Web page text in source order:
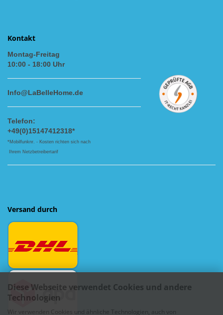
Diese Webseite verwendet Cookies und andere
Technologien
Wir verwenden Cookies und ähnliche Technologien, auch von
Kontakt
Montag-Freitag
10:00 - 18:00 Uhr
Info@LaBelleHome.de
Telefon:
+49(0)15147412318*
*Mobilfunknr. - Kosten richten sich nach
Ihrem Netzbetreibertarif
Versand durch